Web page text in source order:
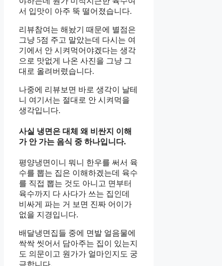
서 입맛이 아주 뚝 떨어졌습니다.
리뷰참여는 해놨기 때문에 별점은
그냥 5점 주고 말았는데 다시는 여
기에서 안 시켜먹어야겠다는 생각
으로 맛없게 나온 사진을 그냥 그
대로 올려버렸습니다.
나중에 리뷰보면 바로 생각이 날테
니 여기서는 절대로 안 시켜먹을
생각입니다.
사실 냉면은 대체 왜 비싼지 이해
가 안 가는 음식 중 하나입니다.
평양냉면이니 뭐니 한우를 써서 육
수를 뽑는 집은 이해하겠는데 육수
를 직접 뽑는 것도 아니고 면부터
육수까지 다 사다가 쓰는 집인데
비싸게 파는 거 보면 진짜 어이가
없을 지경입니다.
배달냉면집들 중에 면발 얼음물에
싹싹 씻어서 담아주는 집이 있는지
도 의문이고 원가가 얼마인지도 궁